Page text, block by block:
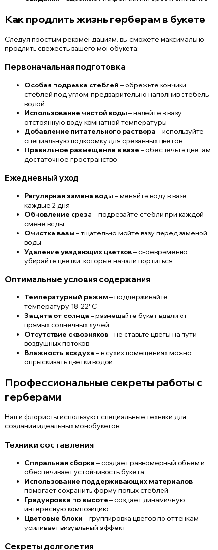
Как продлить жизнь герберам в букете
Следуя простым рекомендациям, вы сможете максимально
продлить свежесть вашего монобукета:
Первоначальная подготовка
Особая подрезка стеблей – обрежьте кончики
стеблей под углом, предварительно наполнив стебель
водой
Использование чистой воды – налейте в вазу
отстоянную воду комнатной температуры
Добавление питательного раствора – используйте
специальную подкормку для срезанных цветов
Правильное размещение в вазе – обеспечьте цветам
достаточное пространство
Ежедневный уход
Регулярная замена воды – меняйте воду в вазе
каждые 2 дня
Обновление среза – подрезайте стебли при каждой
смене воды
Очистка вазы – тщательно мойте вазу перед заменой
воды
Удаление увядающих цветков– своевременно
убирайте цветки, которые начали портиться
Оптимальные условия содержания
Температурный режим – поддерживайте
температуру 18-22°C
Защита от солнца – размещайте букет вдали от
прямых солнечных лучей
Отсутствие сквозняков– не ставьте цветы на пути
воздушных потоков
Влажность воздуха – в сухих помещениях можно
опрыскивать цветки водой
Профессиональные секреты работы с
герберами
Наши флористы используют специальные техники для
создания идеальных монобукетов:
Техники составления
Спиральная сборка – создает равномерный объем и
обеспечивает устойчивость букета
Использование поддерживающих материалов–
помогает сохранить форму полых стеблей
Градуировка по высоте – создает динамичную
интересную композицию
Цветовые блоки – группировка цветов по оттенкам
усиливает визуальный эффект
Секреты долголетия